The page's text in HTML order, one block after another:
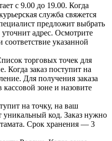
с 9.00 до 19.00. Когда
служба свяжется
предложит выбрать
адрес. Осмотрите
соответствие указанной
торговых точек для
Когда заказ поступит на
Для получения заказа
кассовой зоне и назовите
на точку, на ваш
уникальный код. Заказ нужно
Срок хранения — 3